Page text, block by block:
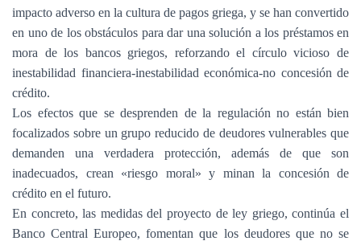
impacto adverso en la cultura de pagos griega, y se han convertido
en uno de los obstáculos para dar una solución a los préstamos en
mora de los bancos griegos, reforzando el círculo vicioso de
inestabilidad financiera-inestabilidad económica-no concesión de
crédito.
Los efectos que se desprenden de la regulación no están bien
focalizados sobre un grupo reducido de deudores vulnerables que
demanden una verdadera protección, además de que son
inadecuados, crean «riesgo moral» y minan la concesión de
crédito en el futuro.
En concreto, las medidas del proyecto de ley griego, continúa el
Banco Central Europeo, fomentan que los deudores que no se